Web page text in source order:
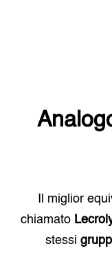
Il miglior
chiamato
stessi